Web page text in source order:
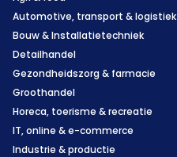
Automotive, transport & logistiek
Bouw & Installatietechniek
Detailhandel
Gezondheidszorg & farmacie
Groothandel
Horeca, toerisme & recreatie
IT, online & e-commerce
Industrie & productie